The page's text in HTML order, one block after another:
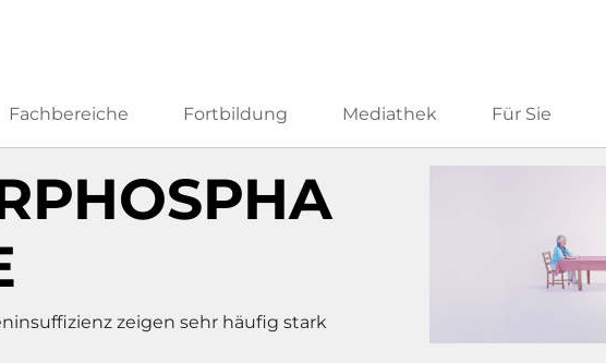
Fachbereiche Fortbildung Mediathek Für Sie
zeigen sehr häufig stark